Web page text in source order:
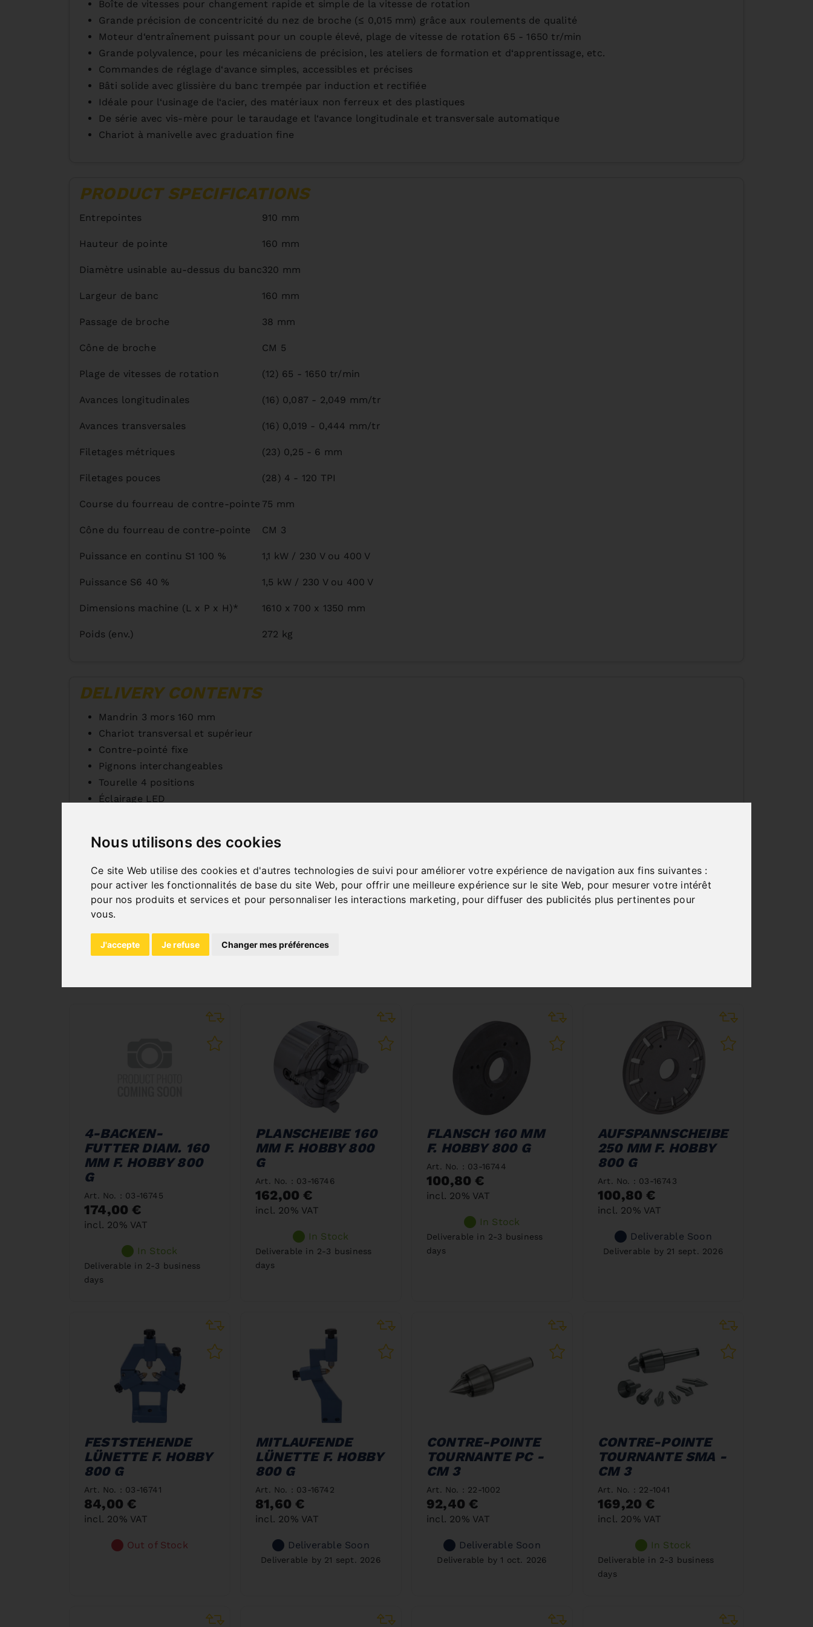
Nous utilisons des cookies
Ce site Web utilise des cookies et d'autres technologies de suivi pour améliorer votre expérience de navigation aux fins suivantes :
pour activer les fonctionnalités de base du site Web, pour offrir une meilleure expérience sur le site Web, pour mesurer votre intérêt
pour nos produits et services et pour personnaliser les interactions marketing, pour diffuser des publicités plus pertinentes pour
vous.
J'accepte Je refuse Changer mes préférences
Boîte de vitesses pour changement rapide et simple de la vitesse de rotation
Grande précision de concentricité du nez de broche (≤ 0,015 mm) grâce aux roulements de qualité
Moteur d‘entraînement puissant pour un couple élevé, plage de vitesse de rotation 65 - 1650 tr/min
Grande polyvalence, pour les mécaniciens de précision, les ateliers de formation et d‘apprentissage, etc.
Commandes de réglage d‘avance simples, accessibles et précises
Bâti solide avec glissière du banc trempée par induction et rectifiée
Idéale pour l‘usinage de l‘acier, des matériaux non ferreux et des plastiques
De série avec vis-mère pour le taraudage et l‘avance longitudinale et transversale automatique
Chariot à manivelle avec graduation fine
PRODUCT SPECIFICATIONS
Entrepointes 910 mm
Hauteur de pointe 160 mm
Diamètre usinable au-dessus du banc320 mm
Largeur de banc 160 mm
Passage de broche 38 mm
Cône de broche CM 5
Plage de vitesses de rotation (12) 65 - 1650 tr/min
Avances longitudinales (16) 0,087 - 2,049 mm/tr
Avances transversales (16) 0,019 - 0,444 mm/tr
Filetages métriques (23) 0,25 - 6 mm
Filetages pouces (28) 4 - 120 TPI
Course du fourreau de contre-pointe 75 mm
Cône du fourreau de contre-pointe CM 3
Puissance en continu S1 100 % 1,1 kW / 230 V ou 400 V
Puissance S6 40 % 1,5 kW / 230 V ou 400 V
Dimensions machine (L x P x H)* 1610 x 700 x 1350 mm
Poids (env.) 272 kg
DELIVERY CONTENTS
Mandrin 3 mors 160 mm
Chariot transversal et supérieur
Contre-pointé fixe
Pignons interchangeables
Tourelle 4 positions
Éclairage LED
Protecteur de vis-mère
Outillage de service
4-BACKEN-
FUTTER DIAM. 160
MM F. HOBBY 800
G
Art. No. : 03-16745
174,00 €
incl. 20% VAT
In Stock
Deliverable in 2-3 business
days
PLANSCHEIBE 160
MM F. HOBBY 800
G
Art. No. : 03-16746
162,00 €
incl. 20% VAT
In Stock
Deliverable in 2-3 business
days
FLANSCH 160 MM
F. HOBBY 800 G
Art. No. : 03-16744
100,80 €
incl. 20% VAT
In Stock
Deliverable in 2-3 business
days
AUFSPANNSCHEIBE
250 MM F. HOBBY
800 G
Art. No. : 03-16743
100,80 €
incl. 20% VAT
Deliverable Soon
Deliverable by 21 sept. 2026
FESTSTEHENDE
LÜNETTE F. HOBBY
800 G
Art. No. : 03-16741
84,00 €
incl. 20% VAT
Out of Stock
MITLAUFENDE
LÜNETTE F. HOBBY
800 G
Art. No. : 03-16742
81,60 €
incl. 20% VAT
Deliverable Soon
Deliverable by 21 sept. 2026
CONTRE-POINTE
TOURNANTE PC -
CM 3
Art. No. : 22-1002
92,40 €
incl. 20% VAT
Deliverable Soon
Deliverable by 1 oct. 2026
CONTRE-POINTE
TOURNANTE SMA -
CM 3
Art. No. : 22-1041
169,20 €
incl. 20% VAT
In Stock
Deliverable in 2-3 business
days